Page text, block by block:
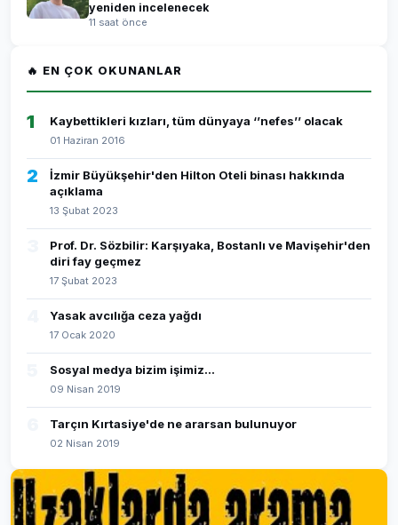
yeniden incelenecek
11 saat önce
🔥 EN ÇOK OKUNANLAR
1 Kaybettikleri kızları, tüm dünyaya ‘’nefes’’ olacak
01 Haziran 2016
2
İzmir Büyükşehir'den Hilton Oteli binası hakkında
açıklama
13 Şubat 2023
Prof. Dr. Sözbilir: Karşıyaka, Bostanlı ve Mavişehir'den
diri fay geçmez
17 Şubat 2023
Yasak avcılığa ceza yağdı
17 Ocak 2020
Sosyal medya bizim işimiz...
09 Nisan 2019
Tarçın Kırtasiye'de ne ararsan bulunuyor
02 Nisan 2019